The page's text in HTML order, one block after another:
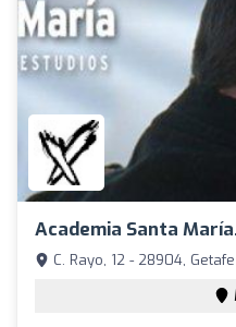
Academia Santa
C. Rayo, 12 - 28904, Getafe